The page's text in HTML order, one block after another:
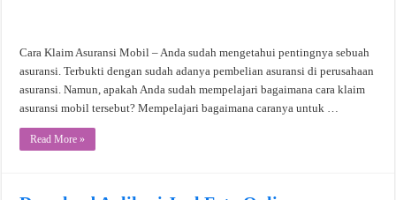
Cara Klaim Asuransi Mobil – Anda sudah mengetahui pentingnya sebuah
asuransi. Terbukti dengan sudah adanya pembelian asuransi di perusahaan
asuransi. Namun, apakah Anda sudah mempelajari bagaimana cara klaim
asuransi mobil tersebut? Mempelajari bagaimana caranya untuk …
Read More »